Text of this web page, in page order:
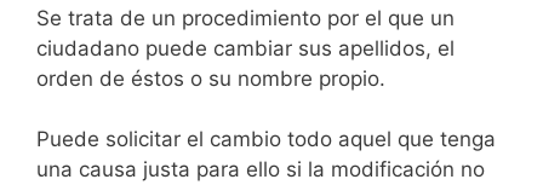
Se trata de un procedimiento por el que un
ciudadano puede cambiar sus apellidos, el
orden de éstos o su nombre propio.
Puede solicitar el cambio todo aquel que tenga
una causa justa para ello si la modificación no